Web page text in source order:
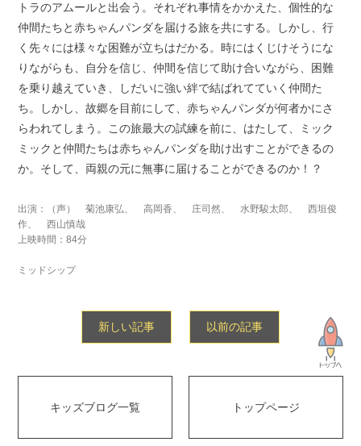
トラのアムールと出会う。それぞれ事情をかかえた、個性的な
仲間たちと赤ちゃんパンダを届ける旅を共にする。しかし、行
く先々には様々な困難が立ちはだかる。時にはくじけそうにな
りながらも、自分を信じ、仲間を信じて助け合いながら、困難
を乗り越えていき、しだいに強い絆で結ばれてていく仲間た
ち。しかし、故郷を目前にして、赤ちゃんパンダが何者かにさ
らわれてしまう。この旅最大の試練を前に、はたして、ミック
ミックと仲間たちは赤ちゃんパンダを助け出すことができるの
か。そして、両親の元に無事に届けることができるのか！？
出演：（声） 菊池康弘、 高岡香、 庄司然、 水野駿太郎、 西垣俊
作、 西山慎哉
上映時間：84分
ミッドシップ
新しい記事 以前の記事
キッズブログ一覧 トップページ